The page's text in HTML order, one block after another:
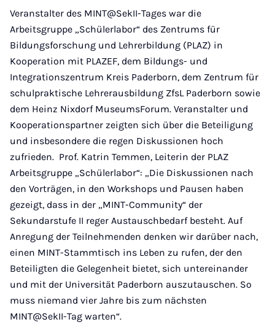
Veranstalter des MINT@SekII-Tages war die
Arbeitsgruppe „Schülerlabor“ des Zentrums für
Bildungsforschung und Lehrerbildung (PLAZ) in
Kooperation mit PLAZEF, dem Bildungs- und
Integrationszentrum Kreis Paderborn, dem Zentrum für
schulpraktische Lehrerausbildung ZfsL Paderborn sowie
dem Heinz Nixdorf MuseumsForum. Veranstalter und
Kooperationspartner zeigten sich über die Beteiligung
und insbesondere die regen Diskussionen hoch
zufrieden. Prof. Katrin Temmen, Leiterin der PLAZ
Arbeitsgruppe „Schülerlabor“: „Die Diskussionen nach
den Vorträgen, in den Workshops und Pausen haben
gezeigt, dass in der „MINT-Community“ der
Sekundarstufe II reger Austauschbedarf besteht. Auf
Anregung der Teilnehmenden denken wir darüber nach,
einen MINT-Stammtisch ins Leben zu rufen, der den
Beteiligten die Gelegenheit bietet, sich untereinander
und mit der Universität Paderborn auszutauschen. So
muss niemand vier Jahre bis zum nächsten
MINT@SekII-Tag warten“.